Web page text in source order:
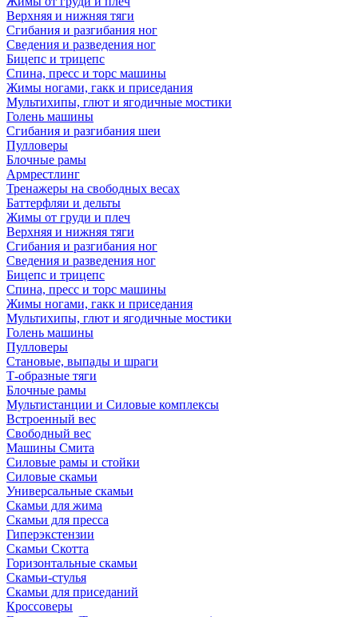
Верхняя и нижняя тяги
Сгибания и разгибания ног
Сведения и разведения ног
Бицепс и трицепс
Спина, пресс и торс машины
Жимы ногами, гакк и приседания
Мультихипы, глют и ягодичные мостики
Голень машины
Сгибания и разгибания шеи
Пулловеры
Блочные рамы
Армрестлинг
Тренажеры на свободных весах
Баттерфляи и дельты
Жимы от груди и плеч
Верхняя и нижняя тяги
Сгибания и разгибания ног
Сведения и разведения ног
Бицепс и трицепс
Спина, пресс и торс машины
Жимы ногами, гакк и приседания
Мультихипы, глют и ягодичные мостики
Голень машины
Пулловеры
Становые, выпады и шраги
Т-образные тяги
Блочные рамы
Мультистанции и Силовые комплексы
Встроенный вес
Свободный вес
Машины Смита
Силовые рамы и стойки
Силовые скамьи
Универсальные скамьи
Скамьи для жима
Скамьи для пресса
Гиперэкстензии
Скамьи Скотта
Горизонтальные скамьи
Скамьи-стулья
Скамьи для приседаний
Кроссоверы